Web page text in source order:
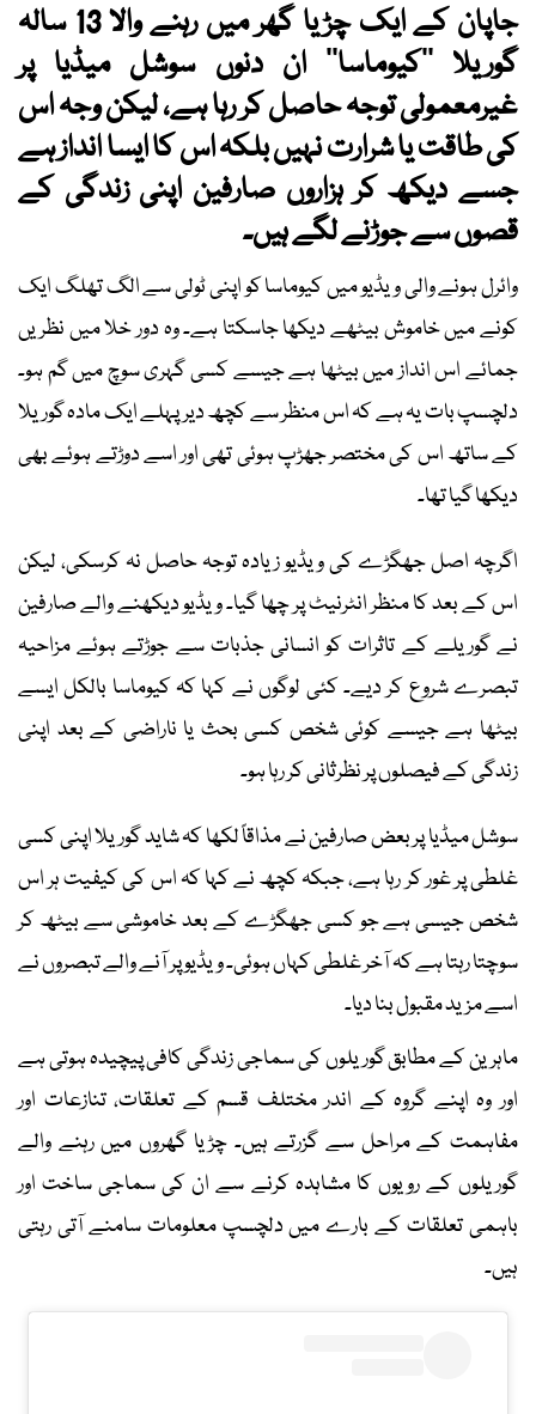
جاپان کے ایک چڑیا گھر میں رہنے والا 13 سالہ
گوریلا ’’کیوماسا‘‘ ان دنوں سوشل میڈیا پر
غیرمعمولی توجہ حاصل کر رہا ہے، لیکن وجہ اس
کی طاقت یا شرارت نہیں بلکہ اس کا ایسا انداز ہے
جسے دیکھ کر ہزاروں صارفین اپنی زندگی کے
قصوں سے جوڑنے لگے ہیں۔
وائرل ہونے والی ویڈیو میں کیوماسا کو اپنی ٹولی سے الگ تھلگ ایک
کونے میں خاموش بیٹھے دیکھا جاسکتا ہے۔ وہ دور خلا میں نظریں
جمائے اس انداز میں بیٹھا ہے جیسے کسی گہری سوچ میں گم ہو۔
دلچسپ بات یہ ہے کہ اس منظر سے کچھ دیر پہلے ایک مادہ گوریلا
کے ساتھ اس کی مختصر جھڑپ ہوئی تھی اور اسے دوڑتے ہوئے بھی
دیکھا گیا تھا۔
اگرچہ اصل جھگڑے کی ویڈیو زیادہ توجہ حاصل نہ کرسکی، لیکن
اس کے بعد کا منظر انٹرنیٹ پر چھا گیا۔ ویڈیو دیکھنے والے صارفین
نے گوریلے کے تاثرات کو انسانی جذبات سے جوڑتے ہوئے مزاحیہ
تبصرے شروع کر دیے۔ کئی لوگوں نے کہا کہ کیوماسا بالکل ایسے
بیٹھا ہے جیسے کوئی شخص کسی بحث یا ناراضی کے بعد اپنی
زندگی کے فیصلوں پر نظرثانی کر رہا ہو۔
سوشل میڈیا پر بعض صارفین نے مذاقاً لکھا کہ شاید گوریلا اپنی کسی
غلطی پر غور کر رہا ہے، جبکہ کچھ نے کہا کہ اس کی کیفیت ہر اس
شخص جیسی ہے جو کسی جھگڑے کے بعد خاموشی سے بیٹھ کر
سوچتا رہتا ہے کہ آخر غلطی کہاں ہوئی۔ ویڈیو پر آنے والے تبصروں نے
اسے مزید مقبول بنا دیا۔
ماہرین کے مطابق گوریلوں کی سماجی زندگی کافی پیچیدہ ہوتی ہے
اور وہ اپنے گروہ کے اندر مختلف قسم کے تعلقات، تنازعات اور
مفاہمت کے مراحل سے گزرتے ہیں۔ چڑیا گھروں میں رہنے والے
گوریلوں کے رویوں کا مشاہدہ کرنے سے ان کی سماجی ساخت اور
باہمی تعلقات کے بارے میں دلچسپ معلومات سامنے آتی رہتی
ہیں۔